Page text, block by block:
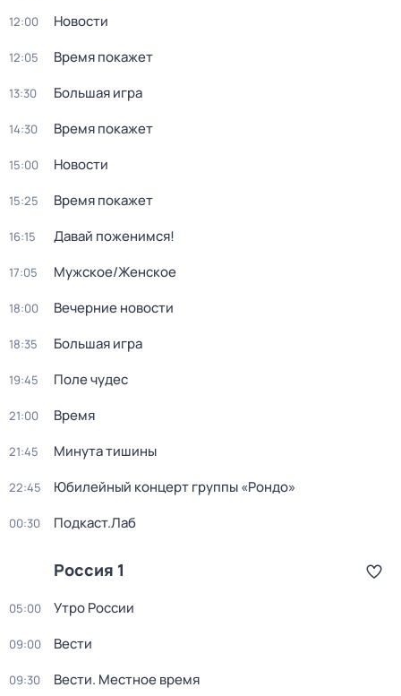
12:00 Новости
12:05 Время покажет
13:30 Большая игра
14:30 Время покажет
15:00 Новости
15:25 Время покажет
16:15 Давай поженимся!
17:05 Мужское/Женское
18:00 Вечерние новости
18:35 Большая игра
19:45 Поле чудес
21:00 Время
21:45 Минута тишины
22:45 Юбилейный концерт группы «Рондо»
00:30 Подкаст.Лаб
Россия 1
05:00 Утро России
09:00 Вести
09:30 Вести. Местное время